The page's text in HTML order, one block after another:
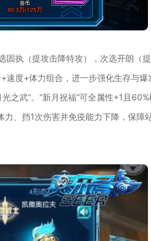
固执（提攻击降特攻），次选开朗（
度+体力组合，进一步强化生存与爆
之武”。“新月祝福”可全属性+1且
、挡1次伤害并免疫能力下降，保障